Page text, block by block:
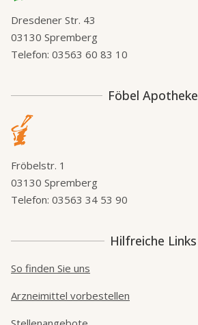
Dresdener Str. 43
03130 Spremberg
Telefon: 03563 60 83 10
Föbel Apotheke
Fröbelstr. 1
03130 Spremberg
Telefon: 03563 34 53 90
Hilfreiche Links
So finden Sie uns
Arzneimittel vorbestellen